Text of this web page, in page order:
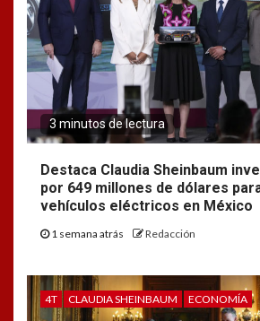
3 minutos de lectura
Destaca Claudia Sheinbaum
por 649 millones de dólares
vehículos eléctricos en México
1 semana atrás Redacción
4T CLAUDIA SHEINBAUM ECONOMÍA